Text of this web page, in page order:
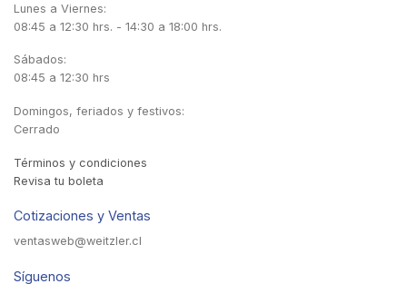
Lunes a Viernes:
08:45 a 12:30 hrs. - 14:30 a 18:00 hrs.
Sábados:
08:45 a 12:30 hrs
Domingos, feriados y festivos:
Cerrado
Términos y condiciones
Revisa tu boleta
Cotizaciones y Ventas
ventasweb@weitzler.cl
Síguenos